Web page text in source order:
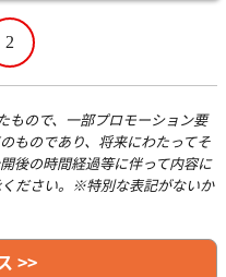
2
もので、一部プロモーション要
ものであり、将来にわたってそ
後の時間経過等に伴って内容に
ださい。※特別な表記がないか
>>